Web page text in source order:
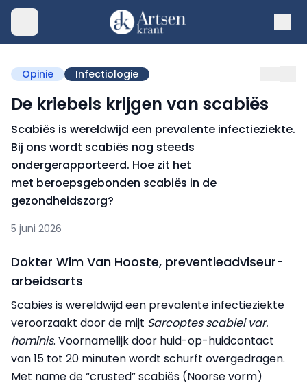
Opinie Infectiologie
De kriebels krijgen van scabiës
Scabiës is wereldwijd een prevalente infectieziekte.
Bij ons wordt scabiës nog steeds
ondergerapporteerd. Hoe zit het
met beroepsgebonden scabiës in de
gezondheidszorg?
5 juni 2026
Dokter Wim Van Hooste, preventieadviseur-
arbeidsarts
Scabiës is wereldwijd een prevalente infectieziekte
veroorzaakt door de mijt Sarcoptes scabiei var.
hominis. Voornamelijk door huid-op-huidcontact
van 15 tot 20 minuten wordt schurft overgedragen.
Met name de “crusted” scabiës (Noorse vorm)